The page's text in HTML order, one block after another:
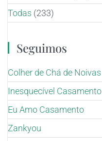
Todas (233)
Seguimos
Colher de Chá de Noivas
Inesquecível Casamento
Eu Amo Casamento
Zankyou